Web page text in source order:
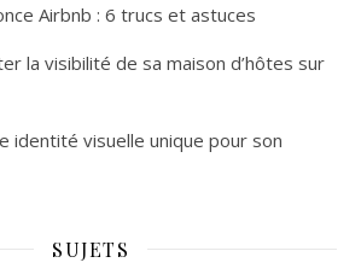
Airbnb : 6 trucs et astuces
la visibilité de sa maison d’hôtes sur
identité visuelle unique pour son
SUJETS